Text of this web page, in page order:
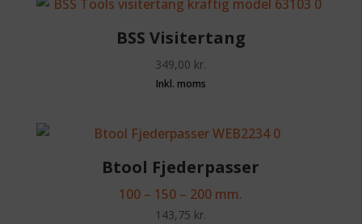
BSS Visitertang
349,00 kr.
Btool Fjederpasser
100 – 150 – 200 mm.
143,75 kr.